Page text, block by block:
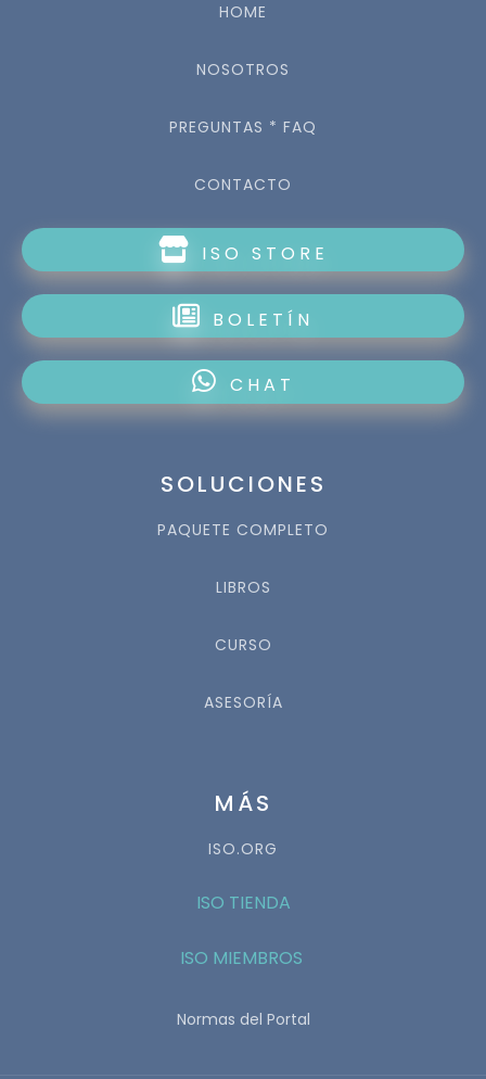
HOME
NOSOTROS
PREGUNTAS * FAQ
CONTACTO
ISO STORE
BOLETÍN
CHAT
SOLUCIONES
PAQUETE COMPLETO
LIBROS
CURSO
ASESORÍA
MÁS
ISO.ORG
ISO TIENDA
ISO MIEMBROS
Normas del Portal